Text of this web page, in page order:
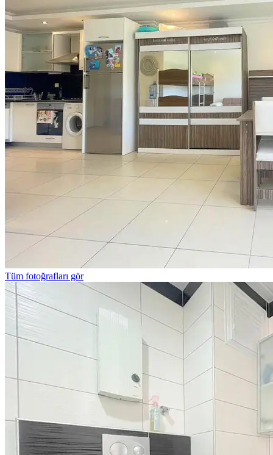
Tüm fotoğrafları gör